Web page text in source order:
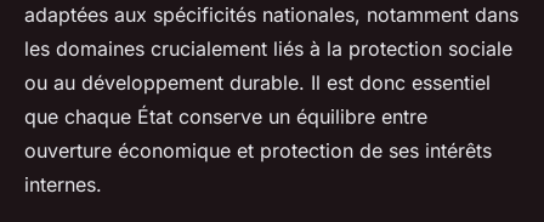
adaptées aux spécificités nationales, notamment dans
les domaines crucialement liés à la protection sociale
ou au développement durable. Il est donc essentiel
que chaque État conserve un équilibre entre
ouverture économique et protection de ses intérêts
internes.